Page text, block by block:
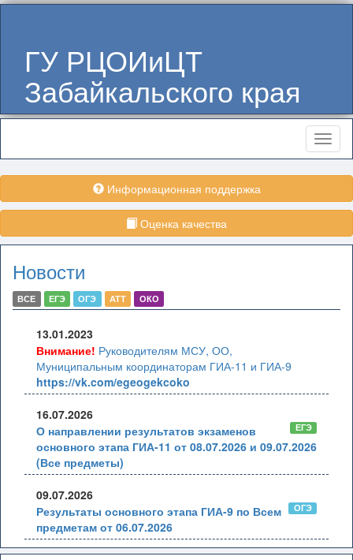
ГУ РЦОИиЦТ
Забайкальского края
Меню
Информационная поддержка
Оценка качества
Новости
ВСЕ ЕГЭ ОГЭ АТТ ОКО
13.01.2023
Внимание! Руководителям МСУ, ОО,
Муниципальным координаторам ГИА-11 и ГИА-9
https://vk.com/egeogekcoko
16.07.2026
ЕГЭ
О направлении результатов экзаменов
основного этапа ГИА-11 от 08.07.2026 и 09.07.2026
(Все предметы)
09.07.2026
ОГЭ
Результаты основного этапа ГИА-9 по Всем
предметам от 06.07.2026